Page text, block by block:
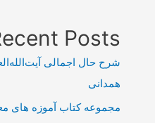
Posts
شرح حال اجمالی
همدانی
مجموعه کتاب آموزه های